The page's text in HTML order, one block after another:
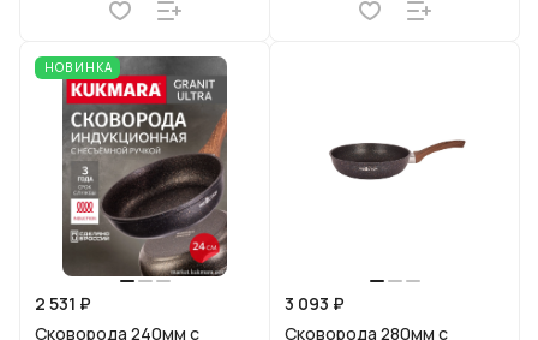
НОВИНКА
2 531 ₽
Сковорода 240мм с
3 093 ₽
Сковорода 280мм с